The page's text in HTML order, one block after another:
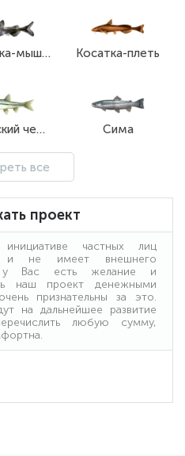
Косатка-мышь (Косатка-крошка) Косатка-плеть
Амурский чебачок Сима
все
проект
частных лиц
и не имеет внешнего
у Вас есть желание и
наш проект денежными
признательны за это.
на дальнейшее развитие
любую сумму,